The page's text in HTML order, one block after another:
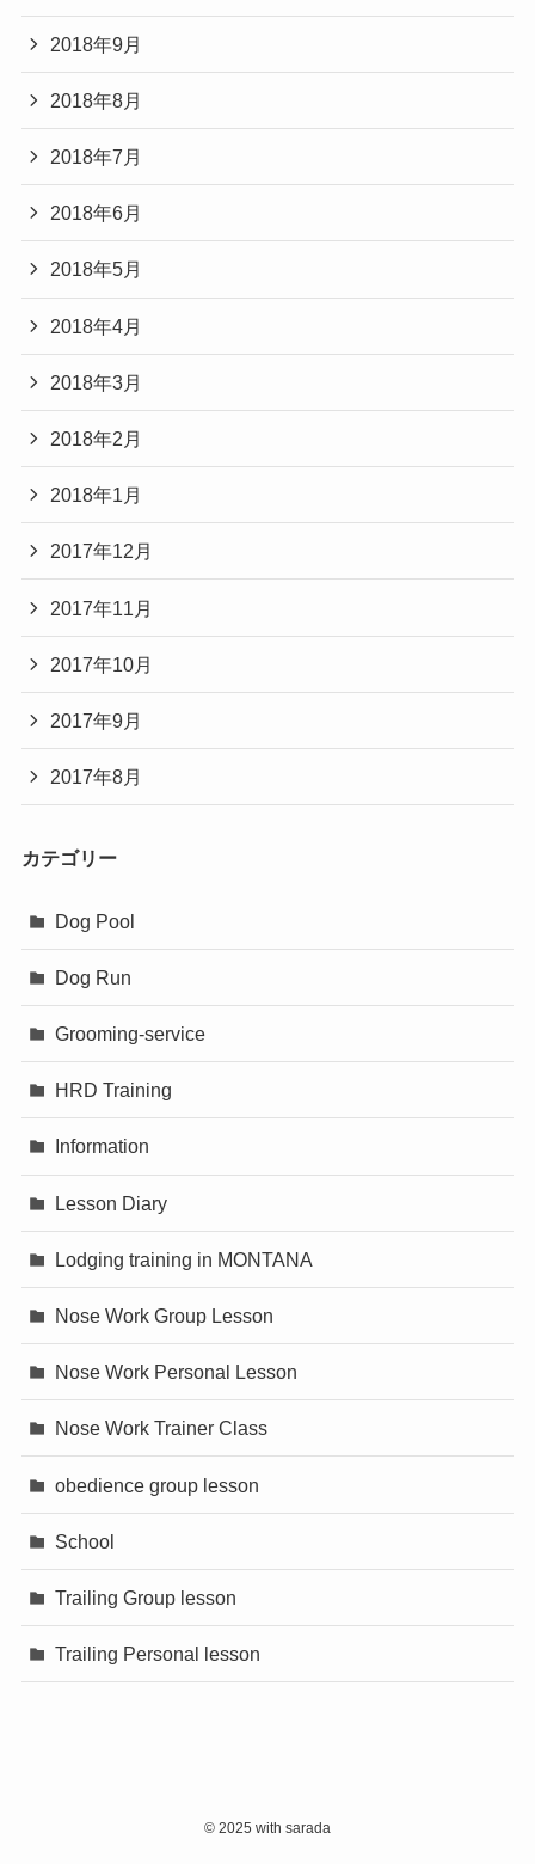
2018年9月
2018年8月
2018年7月
2018年6月
2018年5月
2018年4月
2018年3月
2018年2月
2018年1月
2017年12月
2017年11月
2017年10月
2017年9月
2017年8月
カテゴリー
Dog Pool
Dog Run
Grooming-service
HRD Training
Information
Lesson Diary
Lodging training in MONTANA
Nose Work Group Lesson
Nose Work Personal Lesson
Nose Work Trainer Class
obedience group lesson
School
Trailing Group lesson
Trailing Personal lesson
© 2025 with sarada